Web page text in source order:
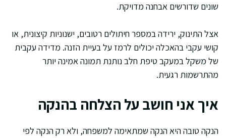
שונים שדורשים אבחנה מדויקת.
אצל התינוק, ירידה במספר חיתולים רטובים, ישנוניות קיצונית, או
קושי עקבי בהאכלה יכולים לרמז על בעיית הזנה. מדידה עקבית
של משקל במעקב טיפת חלב נותנת תמונה אמינה יותר
מהתרשמות רגעית.
איך אני חושב על הצלחה בהנקה
הנקה טובה היא הנקה שמתאימה למשפחה, ולא רק הנקה לפי